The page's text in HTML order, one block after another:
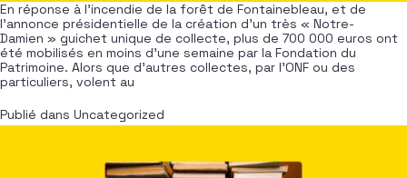
En réponse à l’incendie de la forêt de Fontainebleau, et de
l’annonce présidentielle de la création d’un très « Notre-
Damien » guichet unique de collecte, plus de 700 000 euros ont
été mobilisés en moins d’une semaine par la Fondation du
Patrimoine. Alors que d’autres collectes, par l’ONF ou des
particuliers, volent au
Publié dans Uncategorized